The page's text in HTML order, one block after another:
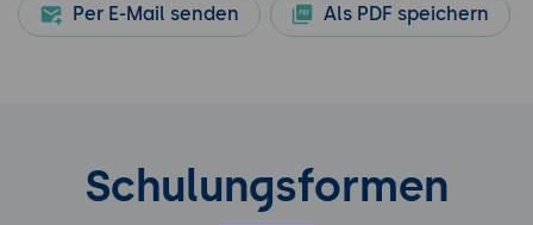
Per E-Mail senden Als PDF speichern
Schulungsformen